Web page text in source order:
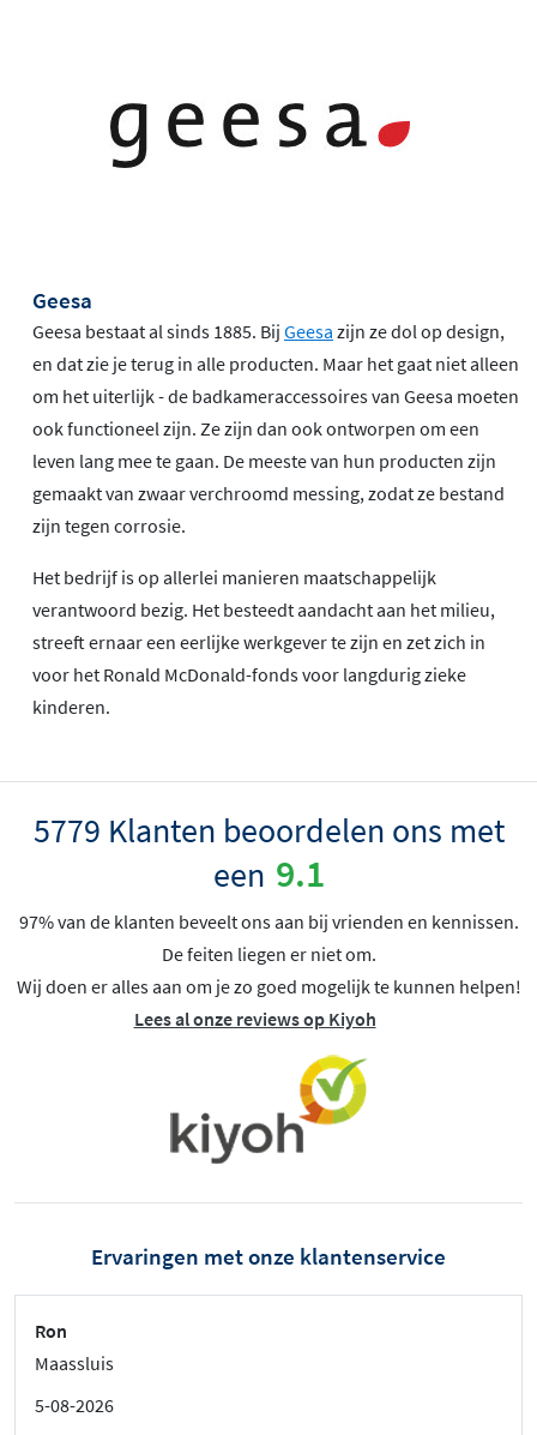
Geesa
Geesa bestaat al sinds 1885. Bij Geesa zijn ze dol op design,
en dat zie je terug in alle producten. Maar het gaat niet alleen
om het uiterlijk - de badkameraccessoires van Geesa moeten
ook functioneel zijn. Ze zijn dan ook ontworpen om een
leven lang mee te gaan. De meeste van hun producten zijn
gemaakt van zwaar verchroomd messing, zodat ze bestand
zijn tegen corrosie.
Het bedrijf is op allerlei manieren maatschappelijk
verantwoord bezig. Het besteedt aandacht aan het milieu,
streeft ernaar een eerlijke werkgever te zijn en zet zich in
voor het Ronald McDonald-fonds voor langdurig zieke
kinderen.
5779 Klanten beoordelen ons met
een 9.1
97% van de klanten beveelt ons aan bij vrienden en kennissen.
De feiten liegen er niet om.
Wij doen er alles aan om je zo goed mogelijk te kunnen helpen!
Lees al onze reviews op Kiyoh
Ervaringen met onze klantenservice
Ron
Maassluis
5-08-2026